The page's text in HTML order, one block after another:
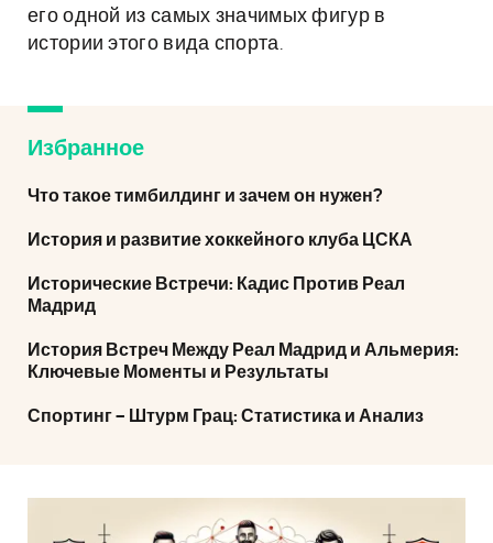
его одной из самых значимых фигур в
истории этого вида спорта.
Избранное
Что такое тимбилдинг и зачем он нужен?
История и развитие хоккейного клуба ЦСКА
Исторические Встречи: Кадис Против Реал
Мадрид
История Встреч Между Реал Мадрид и Альмерия:
Ключевые Моменты и Результаты
Спортинг – Штурм Грац: Статистика и Анализ